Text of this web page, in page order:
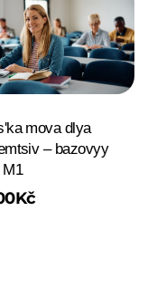
mova dlya
– bazovyy
Kč